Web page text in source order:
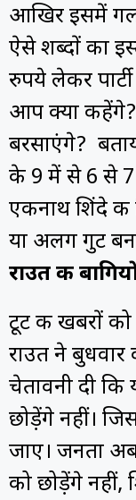
आखिर इसमें
ऐसे शब्दों का
रुपये लेकर
आप क्या
बरसाएंगे?
के 9 में से 6 से 7
एकनाथ शिंदे
या अलग गुट
राउत की
टूट की खबरों
राउत ने बुधवार
चेतावनी दी कि
छोड़ेंगे नहीं।
जाए। जनता
को छोड़ेंगे नहीं,